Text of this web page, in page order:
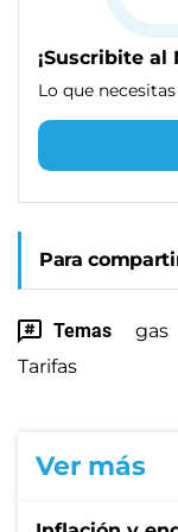
¡Suscribite al
Lo que
Para
Temas gas
Tarifas
Ver más